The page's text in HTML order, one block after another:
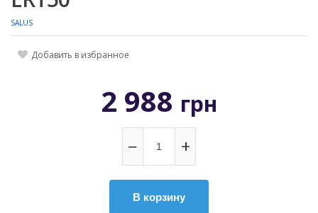
SALUS
Добавить в избранное
2 988 грн
− +
В корзину